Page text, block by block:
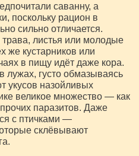
саванну, а
поскольку рацион в
сильно отличается.
листья или молодые
же кустарников или
в пищу идёт даже кора.
лужах, густо обмазываясь
укусов назойливых
великое множество — как
паразитов. Даже
с птичками —
склёвывают